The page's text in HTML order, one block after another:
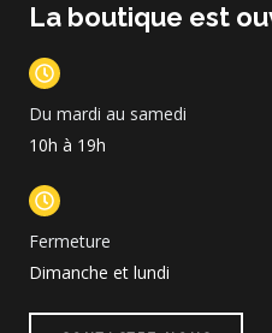
La boutique est
Du mardi au samedi
10h à 19h
Fermeture
Dimanche et lundi